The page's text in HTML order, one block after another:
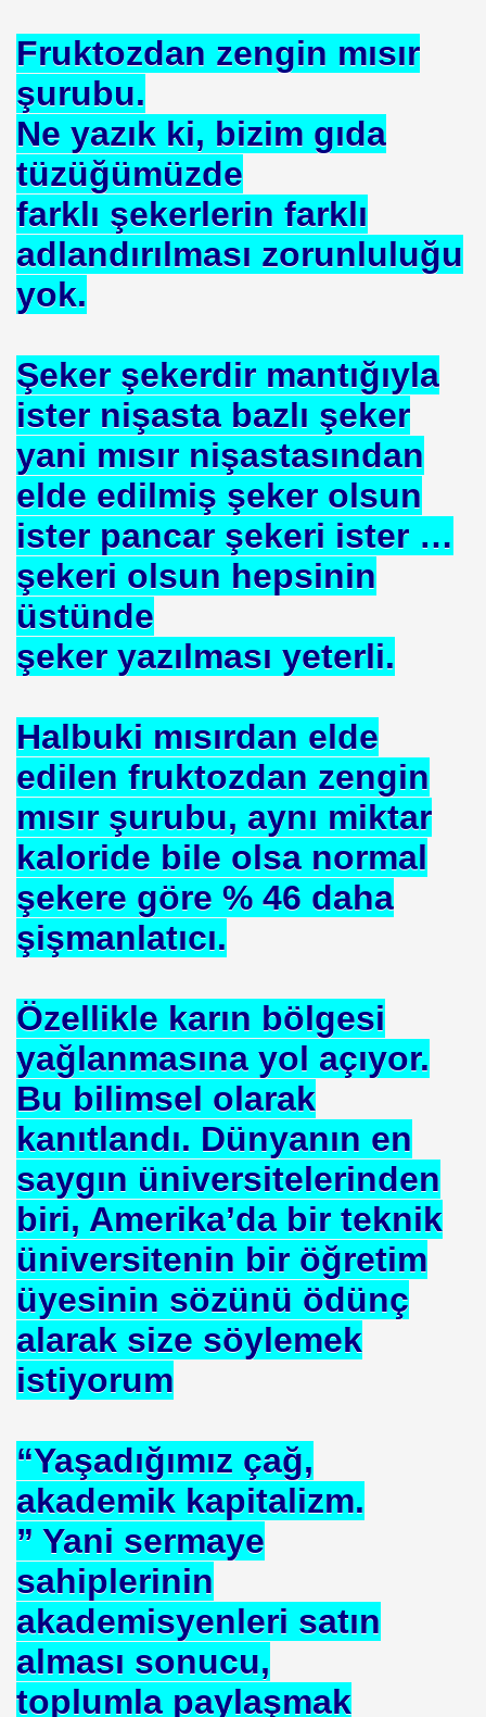
Fruktozdan zengin mısır
şurubu.
Ne yazık ki, bizim gıda
tüzüğümüzde
farklı şekerlerin farklı
adlandırılması zorunluluğu
yok.
Şeker şekerdir mantığıyla
ister nişasta bazlı şeker
yani mısır nişastasından
elde edilmiş şeker olsun
ister pancar şekeri ister …
şekeri olsun hepsinin
üstünde
şeker yazılması yeterli.
Halbuki mısırdan elde
edilen fruktozdan zengin
mısır şurubu, aynı miktar
kaloride bile olsa normal
şekere göre % 46 daha
şişmanlatıcı.
Özellikle karın bölgesi
yağlanmasına yol açıyor.
Bu bilimsel olarak
kanıtlandı. Dünyanın en
saygın üniversitelerinden
biri, Amerika’da bir teknik
üniversitenin bir öğretim
üyesinin sözünü ödünç
alarak size söylemek
istiyorum
“Yaşadığımız çağ,
akademik kapitalizm.
” Yani sermaye
sahiplerinin
akademisyenleri satın
alması sonucu,
toplumla paylaşmak
BANKALAR.= UYGULANMIŞ ÇARE
BÜROKRASİSİ
Bulunan sır. Mühendis Hikmet TOPLU
GÖKOĞLU
.DR UMUT YILDIZ
Hainini Yetiştiren Ülke Yoktur
Tarihi Eserleri Koruma ve Araştırma Derneği . İSTED
NASIL kazanabilirim
BAĞIŞ YAPTI
PURSA
ÖLÜYOR
BELİRLİ ELLERDE TOPLANMAMALI
MÜSLÜMANLAR
MEDENİYET. MEDİT. Medeniyetler İttifakı Enstitüsü
.İNSANİ YARDIM VAKFI
"DUA"LAR
MUSEVIMI OLUR